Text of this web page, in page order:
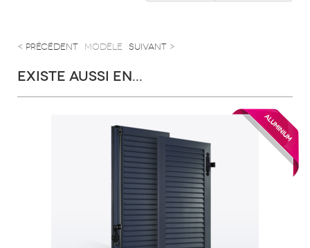
< précédent modèle suivant >
EXISTE AUSSI EN...